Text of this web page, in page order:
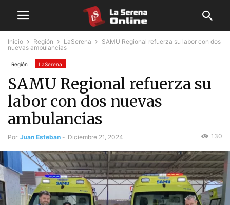
Inicio Región LaSerena
SAMU Regional refuerza su labor con dos
nuevas ambulancias
Región LaSerena
SAMU Regional refuerza su
labor con dos nuevas
ambulancias
Por Juan Esteban - Diciembre 21, 2024 130